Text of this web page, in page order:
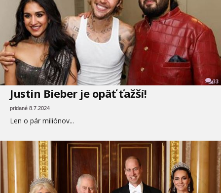
33
Justin Bieber je opäť ťažší!
pridané 8.7.2024
Len o pár miliónov...